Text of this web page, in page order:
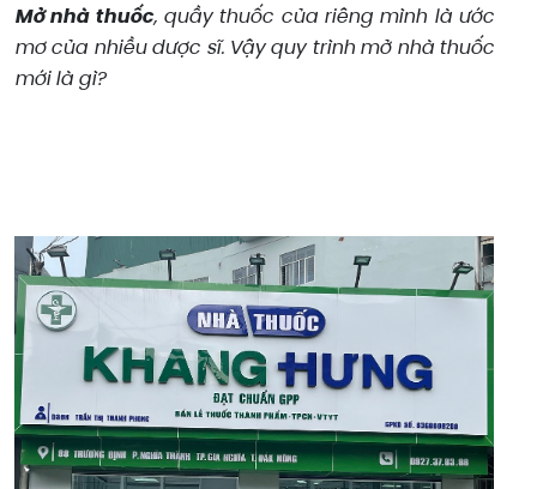
Mở nhà thuốc, quầy thuốc của riêng mình là ước
mơ của nhiều dược sĩ. Vậy quy trình mở nhà thuốc
mới là gì?